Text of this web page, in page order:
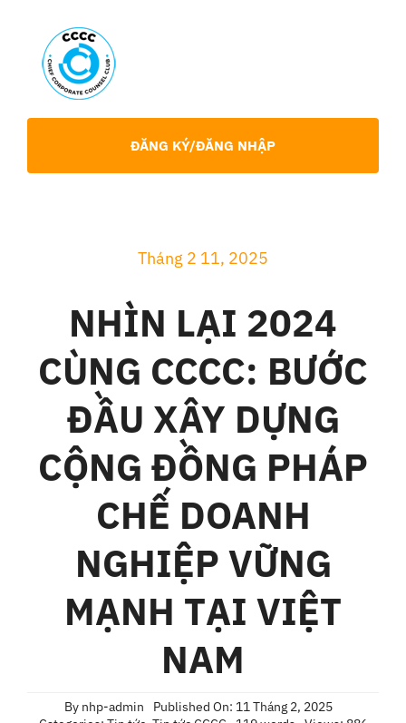
content
Chia Sẻ Chuyên Môn
Tin tức
Liên Hệ
ĐĂNG KÝ/ĐĂNG NHẬP
Tháng 2 11, 2025
NHÌN LẠI 2024
CÙNG CCCC: BƯỚC
ĐẦU XÂY DỰNG
CỘNG ĐỒNG PHÁP
CHẾ DOANH
NGHIỆP VỮNG
MẠNH TẠI VIỆT
NAM
By nhp-admin
Published On: 11 Tháng 2, 2025